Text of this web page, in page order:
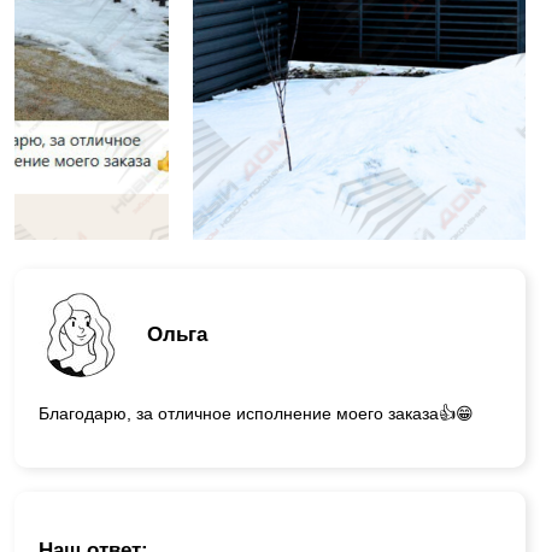
Ольга
Благодарю, за отличное исполнение моего заказа👍😁